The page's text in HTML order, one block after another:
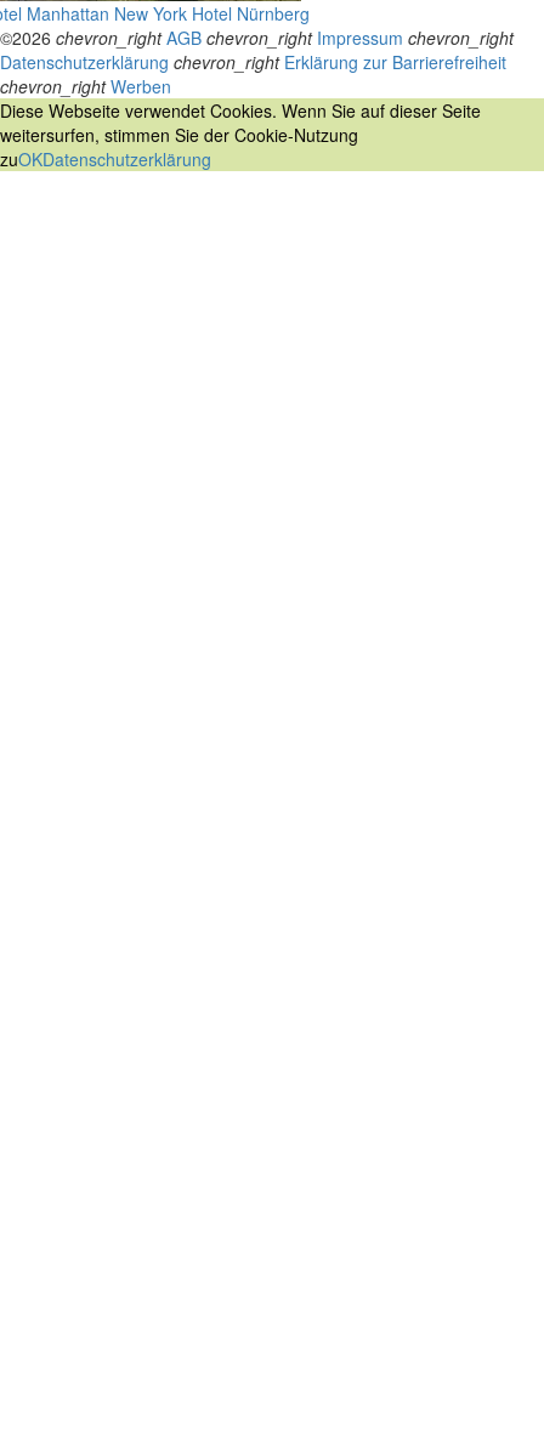
Manhattan New York Hotel Nürnberg
©2026 chevron_right AGB chevron_right Impressum chevron_right
Datenschutzerklärung chevron_right Erklärung zur Barrierefreiheit
chevron_right Werben
Diese Webseite verwendet Cookies. Wenn Sie auf dieser Seite
weitersurfen, stimmen Sie der Cookie-Nutzung
zuOKDatenschutzerklärung